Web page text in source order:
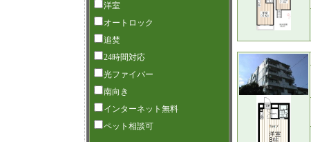
洋室
オートロック
追焚
24時間対応
光ファイバー
南向き
インターネット無料
ペット相談可